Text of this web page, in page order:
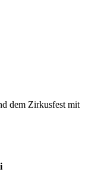
dem Zirkusfest mit